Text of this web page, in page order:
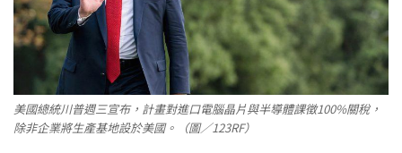
美國總統川普週三宣布，計畫對進口電腦晶片與半導體課徵100%關稅，
除非企業將生產基地設於美國。（圖／123RF）